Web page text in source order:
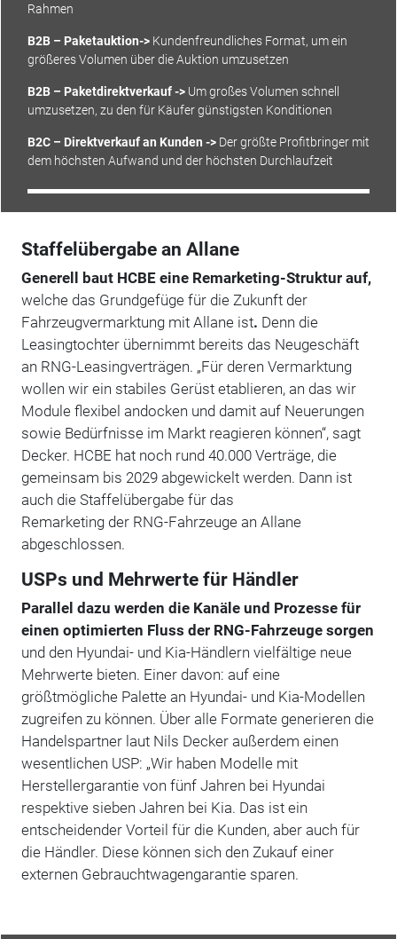
Rahmen
B2B – Paketauktion->Kundenfreundliches Format, um ein
größeres Volumen über die Auktion umzusetzen
B2B – Paketdirektverkauf ->Um großes Volumen schnell
umzusetzen, zu den für Käufer günstigsten Konditionen
B2C – Direktverkauf an Kunden ->Der größte Profitbringer mit
dem höchsten Aufwand und der höchsten Durchlaufzeit
Staffelübergabe an Allane
Generell baut HCBE eine Remarketing-Struktur auf,
welche das Grundgefüge für die Zukunft der
Fahrzeugvermarktung mit Allane ist. Denn die
Leasingtochter übernimmt bereits das Neugeschäft
an RNG-Leasingverträgen. „Für deren Vermarktung
wollen wir ein stabiles Gerüst etablieren, an das wir
Module flexibel andocken und damit auf Neuerungen
sowie Bedürfnisse im Markt reagieren können“, sagt
Decker. HCBE hat noch rund 40.000 Verträge, die
gemeinsam bis 2029 abgewickelt werden. Dann ist
auch die Staffelübergabe für das
Remarketing der RNG-Fahrzeuge an Allane
abgeschlossen.
USPs und Mehrwerte für Händler
Parallel dazu werden die Kanäle und Prozesse für
einen optimierten Fluss der RNG-Fahrzeuge sorgen
und den Hyundai- und Kia-Händlern vielfältige neue
Mehrwerte bieten. Einer davon: auf eine
größtmögliche Palette an Hyundai- und Kia-Modellen
zugreifen zu können. Über alle Formate generieren die
Handelspartner laut Nils Decker außerdem einen
wesentlichen USP: „Wir haben Modelle mit
Herstellergarantie von fünf Jahren bei Hyundai
respektive sieben Jahren bei Kia. Das ist ein
entscheidender Vorteil für die Kunden, aber auch für
die Händler. Diese können sich den Zukauf einer
externen Gebrauchtwagengarantie sparen.